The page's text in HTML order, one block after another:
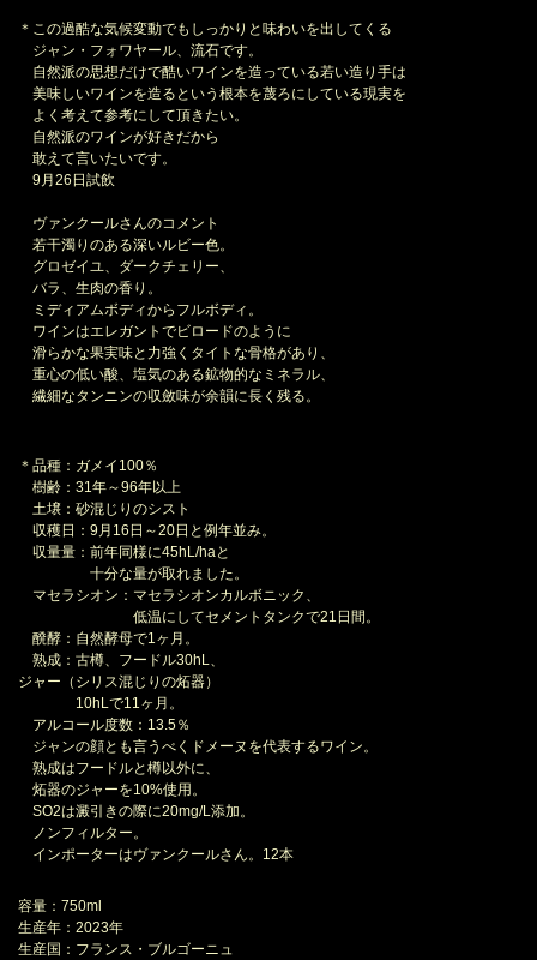
＊この過酷な気候変動でもしっかりと味わいを出してくる
ジャン・フォワヤール、流石です。
自然派の思想だけで酷いワインを造っている若い造り手は
美味しいワインを造るという根本を蔑ろにしている現実を
よく考えて参考にして頂きたい。
自然派のワインが好きだから
敢えて言いたいです。
9月26日試飲
ヴァンクールさんのコメント
若干濁りのある深いルビー色。
グロゼイユ、ダークチェリー、
バラ、生肉の香り。
ミディアムボディからフルボディ。
ワインはエレガントでビロードのように
滑らかな果実味と力強くタイトな骨格があり、
重心の低い酸、塩気のある鉱物的なミネラル、
繊細なタンニンの収斂味が余韻に長く残る。
＊品種：ガメイ100％
樹齢：31年～96年以上
土壌：砂混じりのシスト
収穫日：9月16日～20日と例年並み。
収量量：前年同様に45hL/haと
十分な量が取れました。
マセラシオン：マセラシオンカルボニック、
低温にしてセメントタンクで21日間。
醗酵：自然酵母で1ヶ月。
熟成：古樽、フードル30hL、
ジャー（シリス混じりの炻器）
10hLで11ヶ月。
アルコール度数：13.5％
ジャンの顔とも言うべくドメーヌを代表するワイン。
熟成はフードルと樽以外に、
炻器のジャーを10%使用。
SO2は澱引きの際に20mg/L添加。
ノンフィルター。
インポーターはヴァンクールさん。12本
容量：750ml
生産年：2023年
生産国：フランス・ブルゴーニュ